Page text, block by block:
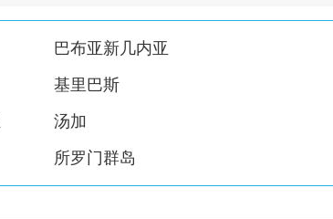
巴布亚新几内亚
基里巴斯
汤加
所罗门群岛